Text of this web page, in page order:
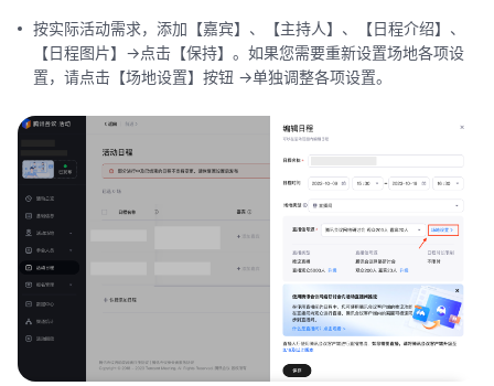
按实际活动需求，添加【嘉宾】、【主持人】、【日程介绍】、
【日程图片】->点击【保持】。如果您需要重新设置场地各项设
置，请点击【场地设置】按钮 ->单独调整各项设置。